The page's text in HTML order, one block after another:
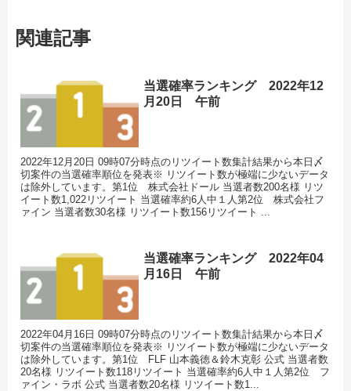
関連記事
当選確率ランキング 2022年12
月20日 午前
2022年12月20日 09時07分時点のリツイート数集計結果から本日〆
切案件の当選確率順位を発表※ リツイート数が極端に少ないデータ
は除外しています。第1位 株式会社ドール 当選者数200名様 リツ
イート数1,022リツイート 当選確率約6人中１人第2位 株式会社フ
ァイン 当選者数30名様 リツイート数156リツイート ...
当選確率ランキング 2022年04
月16日 午前
2022年04月16日 09時07分時点のリツイート数集計結果から本日〆
切案件の当選確率順位を発表※ リツイート数が極端に少ないデータ
は除外しています。第1位 FLF 山本義徳＆鈴木克彰 公式 当選者数
20名様 リツイート数118リツイート 当選確率約6人中１人第2位 フ
ァイン・ラボ 公式 当選者数20名様 リツイート数1...